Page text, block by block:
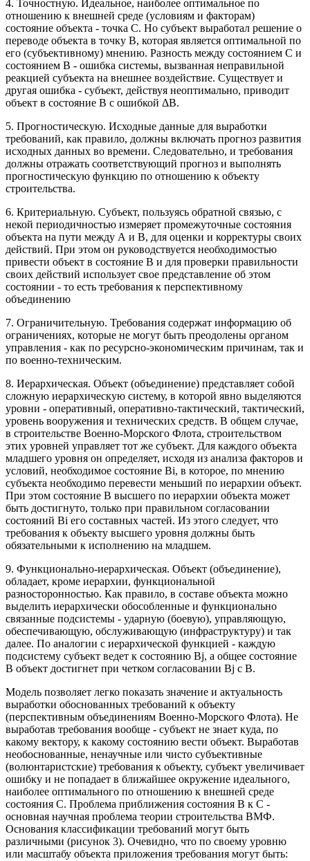
4. Точностную. Идеальное, наиболее оптимальное по
отношению к внешней среде (условиям и факторам)
состояние объекта - точка С. Но субъект выработал решение о
переводе объекта в точку В, которая является оптимальной по
его (субъективному) мнению. Разность между состоянием С и
состоянием В - ошибка системы, вызванная неправильной
реакцией субъекта на внешнее воздействие. Существует и
другая ошибка - субъект, действуя неоптимально, приводит
объект в состояние В с ошибкой ΔВ.
5. Прогностическую. Исходные данные для выработки
требований, как правило, должны включать прогноз развития
исходных данных во времени. Следовательно, и требования
должны отражать соответствующий прогноз и выполнять
прогностическую функцию по отношению к объекту
строительства.
6. Критериальную. Субъект, пользуясь обратной связью, с
некой периодичностью измеряет промежуточные состояния
объекта на пути между А и В, для оценки и корректуры своих
действий. При этом он руководствуется необходимостью
привести объект в состояние В и для проверки правильности
своих действий использует свое представление об этом
состоянии - то есть требования к перспективному
объединению
7. Ограничительную. Требования содержат информацию об
ограничениях, которые не могут быть преодолены органом
управления - как по ресурсно-экономическим причинам, так и
по военно-техническим.
8. Иерархическая. Объект (объединение) представляет собой
сложную иерархическую систему, в которой явно выделяются
уровни - оперативный, оперативно-тактический, тактический,
уровень вооружения и технических средств. В общем случае,
в строительстве Военно-Морского Флота, строительством
этих уровней управляет тот же субъект. Для каждого объекта
младшего уровня он определяет, исходя из анализа факторов и
условий, необходимое состояние Вi, в которое, по мнению
субъекта необходимо перевести меньший по иерархии объект.
При этом состояние В высшего по иерархии объекта может
быть достигнуто, только при правильном согласовании
состояний Вi его составных частей. Из этого следует, что
требования к объекту высшего уровня должны быть
обязательными к исполнению на младшем.
9. Функционально-иерархическая. Объект (объединение),
обладает, кроме иерархии, функциональной
разносторонностью. Как правило, в составе объекта можно
выделить иерархически обособленные и функционально
связанные подсистемы - ударную (боевую), управляющую,
обеспечивающую, обслуживающую (инфраструктуру) и так
далее. По аналогии с иерархической функцией - каждую
подсистему субъект ведет к состоянию Вj, а общее состояние
В объект достигнет при четком согласовании Вj c В.
Модель позволяет легко показать значение и актуальность
выработки обоснованных требований к объекту
(перспективным объединениям Военно-Морского Флота). Не
выработав требования вообще - субъект не знает куда, по
какому вектору, к какому состоянию вести объект. Выработав
необоснованные, ненаучные или чисто субъективные
(волюнтаристские) требования к объекту, субъект увеличивает
ошибку и не попадает в ближайшее окружение идеального,
наиболее оптимального по отношению к внешней среде
состояния С. Проблема приближения состояния В к С -
основная научная проблема теории строительства ВМФ.
Основания классификации требований могут быть
различными (рисунок 3). Очевидно, что по своему уровню
или масштабу объекта приложения требования могут быть: